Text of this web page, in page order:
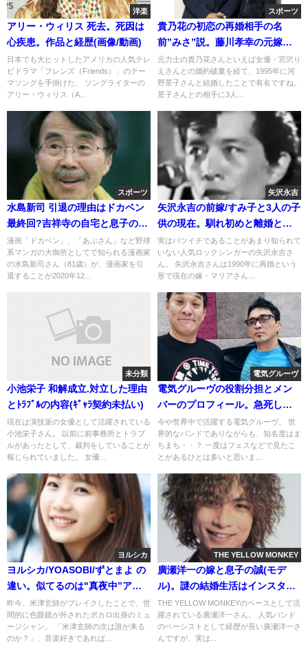
洋楽
アリー・ウィリス 死去。死因は
心疾患。作品と経歴(画像/動画)
日本でも大ヒットしたアメリカの人気テレ
ビドラマ「フレンズ（Friends）」のテー
マソングを手掛けた、 ソングライターの
アリー・ウィリス（A...
スポーツ
貴乃花の初恋の再婚相手の名
前”みさ”説。藤川孝幸の元嫁。
胃癌告白で死去
元力士の貴乃花さんといえば女優・宮沢り
えさんとの婚約破棄を経て、1995年に河
野景子さんと結婚したことで有名ですね。
景子さんとの相手に3人...
スポーツ
水島新司 引退の理由はドカベン
最終回?吉祥寺の自宅と息子の新
太郎の現在[画像]
漫画「ドカベン」、「あぶさん」など野球
系マンガの大御所としてで知られる漫画家
の水島新司さん（81歳）が、漫画家を引
退することが2020年12...
矢沢永吉
矢沢永吉の前嫁/すみ子と3人の子
供の現在。馴れ初めと離婚と死
去の噂
実はバツイチであることがあまり知られて
いない人気ロックシンガーの矢沢永吉さ
ん。 矢沢永吉さんは1990年に再婚という
形で現在の嫁・マリアさん...
未分類
小池栄子 和解成立.対立した理由
とﾄﾗﾌﾞﾙの内容(ｷﾞｬﾗ契約未払い)
現在は演技派の女優として活躍されている
小池栄子さん。 以前に前事務所とトラブ
ルがあったとして、裁判をしていることが
報じられていました。 女優...
電気グルーヴ
電気グルーヴの役割分担とメン
バーのプロフィール。急死した
KAGAMIなど
今や世界中で活躍する電気グルーヴ。 世
界的なバンドでありながらも、知名度はま
ちまち・・？ 一度はフェスなどで見たこ
とがあるひとは多いと思いま...
ヨルシカ
ヨルシカ/YOASOBI/ずとまよ の
違い。似てるのは"真夜中”アニ
メ"小説"
昨今、米津玄師がブレイクしたことで、世
間的に色眼鏡が外されたボカロ出身のミュ
ージシャン。 「米津玄師の次は誰が来る
のか？」、音楽好きであれば...
THE YELLOW MONKEY
廣瀬洋一の嫁と息子の誠(モデ
ル)。謎の結婚生活はインスタ・
ブログで分かる？
THE YELLOW MONKEYのベースとして活
躍されている廣瀬洋一さん。 人気バンド
のベーシストとして経歴が長い廣瀬洋一さ
んですが、実は...